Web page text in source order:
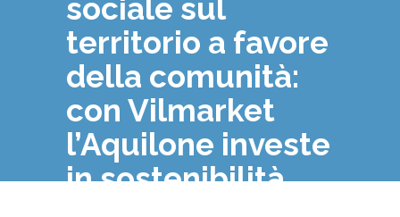
sociale sul
territorio a favore
della comunità:
con Vilmarket
l’Aquilone investe
in sostenibilità.